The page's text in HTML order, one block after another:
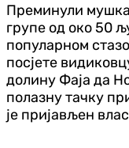
Преминули
групе од око 50
популарном
посјете
долину Фаја да
полазну тачку
је пријављен